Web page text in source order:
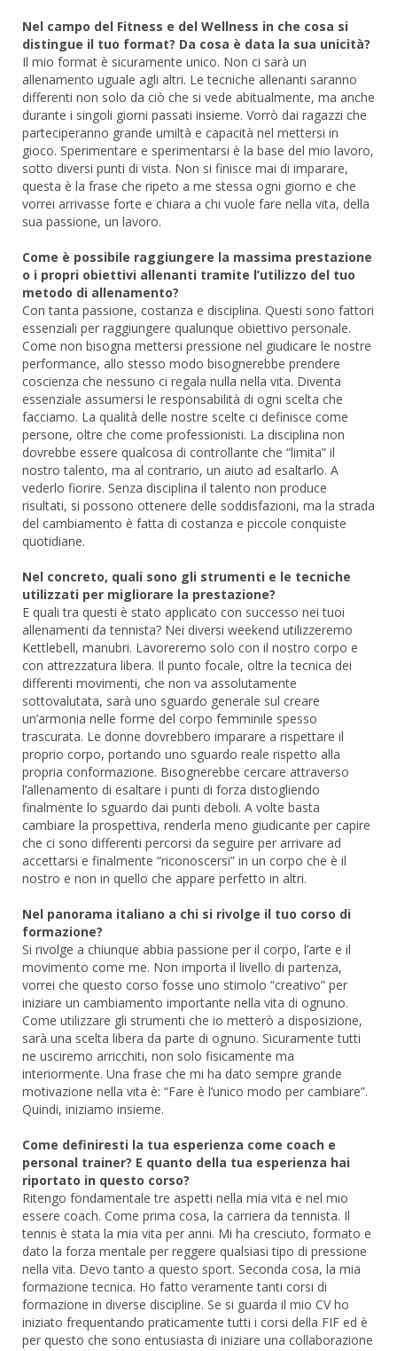
Nel campo del Fitness e del Wellness in che cosa si
distingue il tuo format? Da cosa è data la sua unicità?
Il mio format è sicuramente unico. Non ci sarà un
allenamento uguale agli altri. Le tecniche allenanti saranno
differenti non solo da ciò che si vede abitualmente, ma anche
durante i singoli giorni passati insieme. Vorrò dai ragazzi che
parteciperanno grande umiltà e capacità nel mettersi in
gioco. Sperimentare e sperimentarsi è la base del mio lavoro,
sotto diversi punti di vista. Non si finisce mai di imparare,
questa è la frase che ripeto a me stessa ogni giorno e che
vorrei arrivasse forte e chiara a chi vuole fare nella vita, della
sua passione, un lavoro.
Come è possibile raggiungere la massima prestazione
o i propri obiettivi allenanti tramite l’utilizzo del tuo
metodo di allenamento?
Con tanta passione, costanza e disciplina. Questi sono fattori
essenziali per raggiungere qualunque obiettivo personale.
Come non bisogna mettersi pressione nel giudicare le nostre
performance, allo stesso modo bisognerebbe prendere
coscienza che nessuno ci regala nulla nella vita. Diventa
essenziale assumersi le responsabilità di ogni scelta che
facciamo. La qualità delle nostre scelte ci definisce come
persone, oltre che come professionisti. La disciplina non
dovrebbe essere qualcosa di controllante che “limita” il
nostro talento, ma al contrario, un aiuto ad esaltarlo. A
vederlo fiorire. Senza disciplina il talento non produce
risultati, si possono ottenere delle soddisfazioni, ma la strada
del cambiamento è fatta di costanza e piccole conquiste
quotidiane.
Nel concreto, quali sono gli strumenti e le tecniche
utilizzati per migliorare la prestazione?
E quali tra questi è stato applicato con successo nei tuoi
allenamenti da tennista? Nei diversi weekend utilizzeremo
Kettlebell, manubri. Lavoreremo solo con il nostro corpo e
con attrezzatura libera. Il punto focale, oltre la tecnica dei
differenti movimenti, che non va assolutamente
sottovalutata, sarà uno sguardo generale sul creare
un’armonia nelle forme del corpo femminile spesso
trascurata. Le donne dovrebbero imparare a rispettare il
proprio corpo, portando uno sguardo reale rispetto alla
propria conformazione. Bisognerebbe cercare attraverso
l’allenamento di esaltare i punti di forza distogliendo
finalmente lo sguardo dai punti deboli. A volte basta
cambiare la prospettiva, renderla meno giudicante per capire
che ci sono differenti percorsi da seguire per arrivare ad
accettarsi e finalmente “riconoscersi” in un corpo che è il
nostro e non in quello che appare perfetto in altri.
Nel panorama italiano a chi si rivolge il tuo corso di
formazione?
Si rivolge a chiunque abbia passione per il corpo, l’arte e il
movimento come me. Non importa il livello di partenza,
vorrei che questo corso fosse uno stimolo “creativo” per
iniziare un cambiamento importante nella vita di ognuno.
Come utilizzare gli strumenti che io metterò a disposizione,
sarà una scelta libera da parte di ognuno. Sicuramente tutti
ne usciremo arricchiti, non solo fisicamente ma
interiormente. Una frase che mi ha dato sempre grande
motivazione nella vita è: “Fare è l’unico modo per cambiare”.
Quindi, iniziamo insieme.
Come definiresti la tua esperienza come coach e
personal trainer? E quanto della tua esperienza hai
riportato in questo corso?
Ritengo fondamentale tre aspetti nella mia vita e nel mio
essere coach. Come prima cosa, la carriera da tennista. Il
tennis è stata la mia vita per anni. Mi ha cresciuto, formato e
dato la forza mentale per reggere qualsiasi tipo di pressione
nella vita. Devo tanto a questo sport. Seconda cosa, la mia
formazione tecnica. Ho fatto veramente tanti corsi di
formazione in diverse discipline. Se si guarda il mio CV ho
iniziato frequentando praticamente tutti i corsi della FIF ed è
per questo che sono entusiasta di iniziare una collaborazione